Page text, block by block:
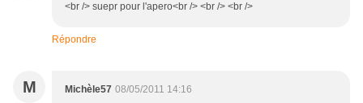
<br /> suepr pour l'apero<br /> <br /> <br />
Répondre
M Michèle57 08/05/2011 14:16